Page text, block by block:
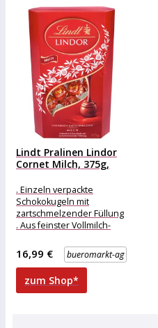
Lindt Pralinen Lindor
Cornet Milch, 375g,
. Einzeln verpackte
Schokokugeln mit
zartschmelzender Füllung
. Aus feinster Vollmilch-
Verpackung zum
Verschenken und Teilen
Merkmale:
bueromarkt-ag
16,99 €
zum Shop*